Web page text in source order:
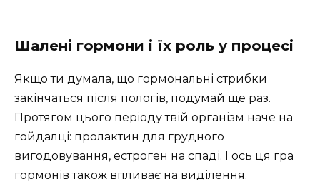
Шалені гормони і їх роль у процесі
Якщо ти думала, що гормональні стрибки
закінчаться після пологів, подумай ще раз.
Протягом цього періоду твій організм наче на
гойдалці: пролактин для грудного
вигодовування, естроген на спаді. І ось ця гра
гормонів також впливає на виділення.